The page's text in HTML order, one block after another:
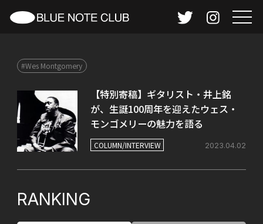
#Wes Montgomery
【特別寄稿】ギタリスト・井上銘
が、生誕100周年を迎えたウェス・
モンゴメリーの魅力を語る
COLUMN/INTERVIEW 2023.04.02
RANKING